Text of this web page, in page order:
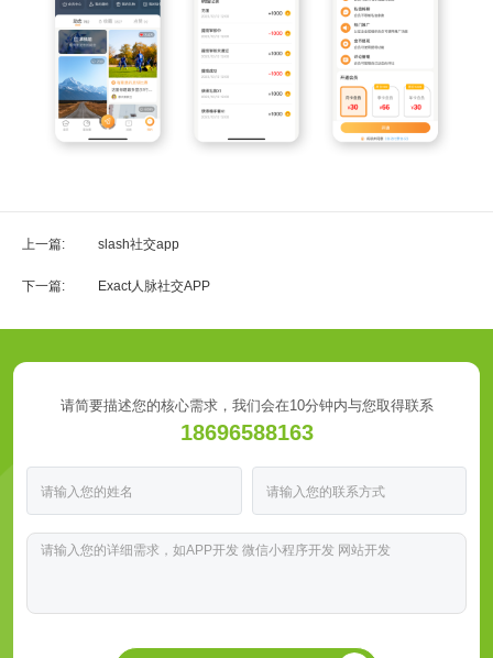
上一篇: slash社交app
下一篇: Exact人脉社交APP
请简要描述您的核心需求，我们会在10分钟内与您取得联系
18696588163